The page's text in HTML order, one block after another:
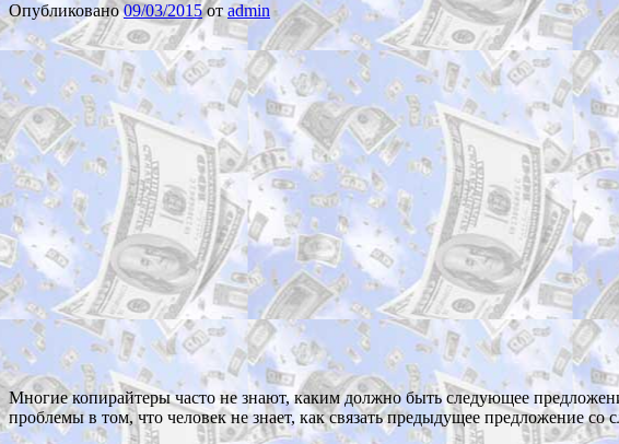
Опубликовано09/03/2015 от admin
Многие копирайтеры часто не знают, каким должно быть следующее
проблемы в том, что человек не знает, как связать предыдущее предложение